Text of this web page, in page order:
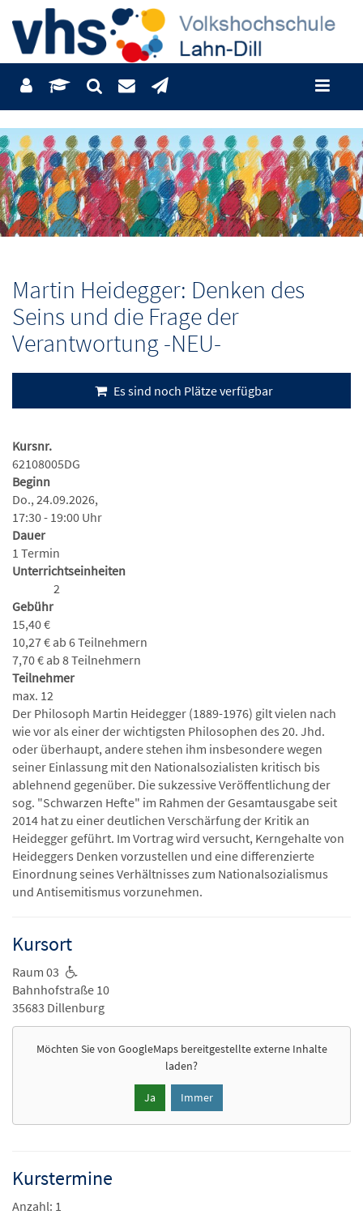
Martin Heidegger: Denken des
Seins und die Frage der
Verantwortung -NEU-
Es sind noch Plätze verfügbar
Kursnr.
62108005DG
Beginn
Do., 24.09.2026,
17:30 - 19:00 Uhr
Dauer
1 Termin
Unterrichtseinheiten
2
Gebühr
15,40 €
10,27 € ab 6 Teilnehmern
7,70 € ab 8 Teilnehmern
Teilnehmer
max. 12
Der Philosoph Martin Heidegger (1889-1976) gilt vielen nach
wie vor als einer der wichtigsten Philosophen des 20. Jhd.
oder überhaupt, andere stehen ihm insbesondere wegen
seiner Einlassung mit den Nationalsozialisten kritisch bis
ablehnend gegenüber. Die sukzessive Veröffentlichung der
sog. "Schwarzen Hefte" im Rahmen der Gesamtausgabe seit
2014 hat zu einer deutlichen Verschärfung der Kritik an
Heidegger geführt. Im Vortrag wird versucht, Kerngehalte von
Heideggers Denken vorzustellen und eine differenzierte
Einordnung seines Verhältnisses zum Nationalsozialismus
und Antisemitismus vorzunehmen.
Kursort
Raum 03
Bahnhofstraße 10
35683 Dillenburg
Möchten Sie von GoogleMapsbereitgestellte externe Inhalte
laden?
Ja Immer
Kurstermine
Anzahl: 1